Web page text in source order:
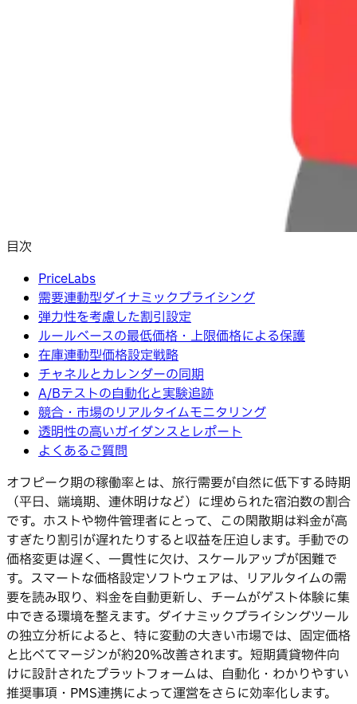
目次
PriceLabs
需要連動型ダイナミックプライシング
弾力性を考慮した割引設定
ルールベースの最低価格・上限価格による保護
在庫連動型価格設定戦略
チャネルとカレンダーの同期
A/Bテストの自動化と実験追跡
競合・市場のリアルタイムモニタリング
透明性の高いガイダンスとレポート
よくあるご質問
オフピーク期の稼働率とは、旅行需要が自然に低下する時期
（平日、端境期、連休明けなど）に埋められた宿泊数の割合
です。ホストや物件管理者にとって、この閑散期は料金が高
すぎたり割引が遅れたりすると収益を圧迫します。手動での
価格変更は遅く、一貫性に欠け、スケールアップが困難で
す。スマートな価格設定ソフトウェアは、リアルタイムの需
要を読み取り、料金を自動更新し、チームがゲスト体験に集
中できる環境を整えます。ダイナミックプライシングツール
の独立分析によると、特に変動の大きい市場では、固定価格
と比べてマージンが約20%改善されます。短期賃貸物件向
けに設計されたプラットフォームは、自動化・わかりやすい
推奨事項・PMS連携によって運営をさらに効率化します。